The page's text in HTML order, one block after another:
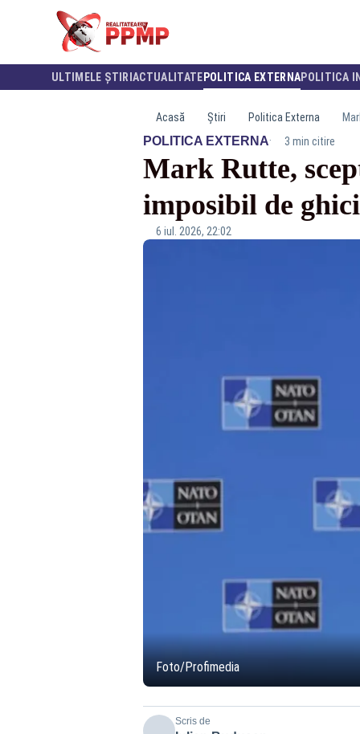
ULTIMELE ȘTIRI ACTUALITATE POLITICA EXTERNAPOLITICA
Acasă Știri Politica Externa
POLITICA EXTERNA· 3 min citire
Mark Rutte,
imposibil de
6 iul. 2026, 22:02
Foto/Profimedia
Scris de